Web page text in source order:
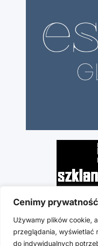
Cenimy
Używamy plików cookie,
przeglądania, wyświetlać
do indywidualnych